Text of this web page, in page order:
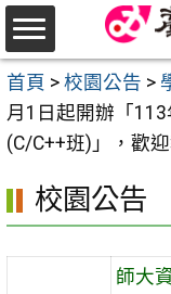
跳
至
主
要
內
首頁 > 校園公告 >
月1日起開辦「
(C/C++班)」，歡
校園公告
師大
選
單